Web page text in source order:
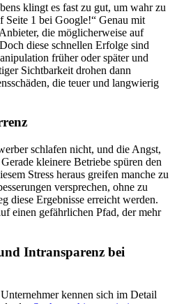
klingt es fast zu gut, um wahr zu
Seite 1 bei Google!“ Genau mit
die möglicherweise auf
diese schnellen Erfolge sind
früher oder später und
Sichtbarkeit drohen dann
die teuer und langwierig
schlafen nicht, und die Angst,
kleinere Betriebe spüren den
Stress heraus greifen manche zu
versprechen, ohne zu
diese Ergebnisse erreicht werden.
einen gefährlichen Pfad, der mehr
Intransparenz bei
kennen sich im Detail